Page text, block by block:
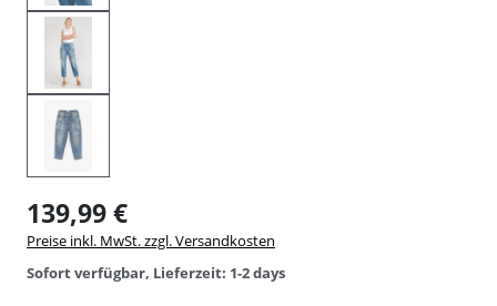
139,99 €
Preise inkl. MwSt. zzgl. Versandkosten
Sofort verfügbar, Lieferzeit: 1-2 days